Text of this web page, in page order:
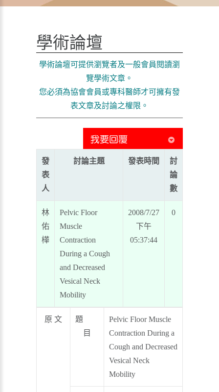
學術論壇
學術論壇可提供瀏覽者及一般會員閱讀瀏
覽學術文章。
您必須為協會會員或專科醫師才可擁有發
表文章及討論之權限。
發
表
人
討論主題 發表時間
討
論
數
林
佑
樺
Pelvic Floor
Muscle
Contraction
During a Cough
and Decreased
Vesical Neck
Mobility
2008/7/27
下午
05:37:44
0
原 文
題
目
Pelvic Floor Muscle
Contraction During a
Cough and Decreased
Vesical Neck
Mobility